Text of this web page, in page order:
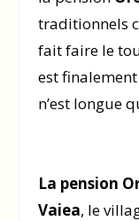
traditionnels
fait faire le
est
n’est longue
La pension
Vaiea, le